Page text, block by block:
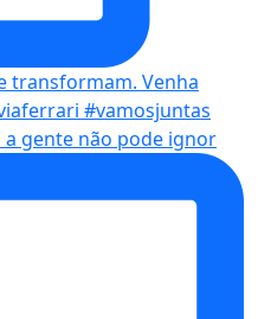
gente não pode ignor